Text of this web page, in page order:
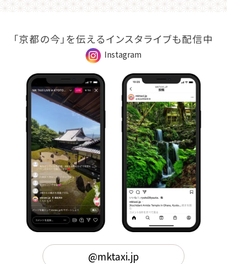
「京都の今」を伝えるインスタライブも配信中
Instagram
@mktaxi.jp